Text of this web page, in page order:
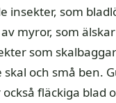
insekter, som
myror, som
som
och små ben.
fläckiga blad